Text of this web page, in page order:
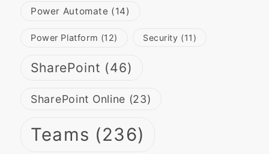
Power Automate (14)
Power Platform (12) Security (11)
SharePoint (46)
SharePoint Online (23)
Teams (236)